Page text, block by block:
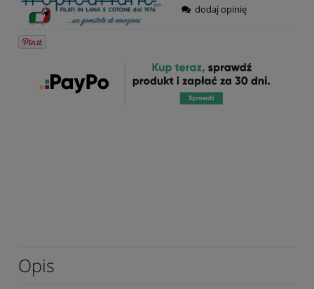
dodaj opinię
Opis